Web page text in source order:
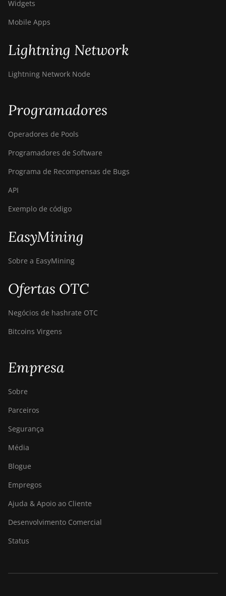
Widgets
Mobile Apps
Lightning Network
Lightning Network Node
Programadores
Operadores de Pools
Programadores de Software
Programa de Recompensas de Bugs
API
Exemplo de código
EasyMining
Sobre a EasyMining
Ofertas OTC
Negócios de hashrate OTC
Bitcoins Virgens
Empresa
Sobre
Parceiros
Segurança
Média
Blogue
Empregos
Ajuda & Apoio ao Cliente
Desenvolvimento Comercial
Status